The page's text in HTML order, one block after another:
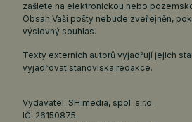
zašlete na elektronickou nebo
Obsah Vaší pošty nebude zveřejněn,
výslovný souhlas.
Texty externích autorů vyjadřují jejich
vyjadřovat stanoviska redakce.
Vydavatel: SH media, spol. s r.o.
IČ: 26150875